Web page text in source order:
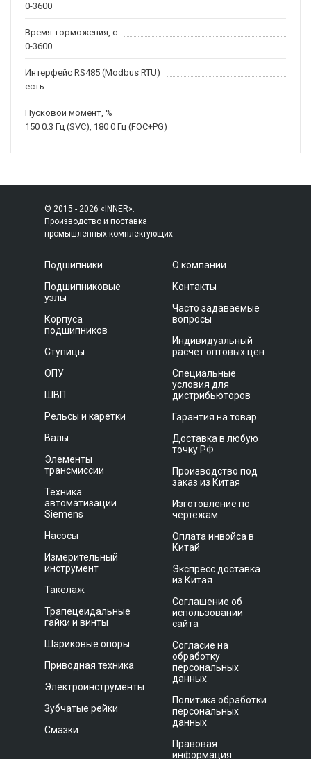
0-3600
Время торможения, с
0-3600
Интерфейс RS485 (Modbus RTU)
есть
Пусковой момент, %
150 0.3 Гц (SVC), 180 0 Гц (FOC+PG)
© 2015 - 2026 «INNER»:
Производство и поставка
промышленных комплектующих
Подшипники
Подшипниковые
узлы
Корпуса
подшипников
Ступицы
ОПУ
ШВП
Рельсы и каретки
Валы
Элементы
трансмиссии
Техника
автоматизации
Siemens
Насосы
Измерительный
инструмент
Такелаж
Трапецеидальные
гайки и винты
Шариковые опоры
Приводная техника
Электроинструменты
Зубчатые рейки
Смазки
О компании
Контакты
Часто задаваемые
вопросы
Индивидуальный
расчет оптовых цен
Специальные
условия для
дистрибьюторов
Гарантия на товар
Доставка в любую
точку РФ
Производство под
заказ из Китая
Изготовление по
чертежам
Оплата инвойса в
Китай
Экспресс доставка
из Китая
Соглашение об
использовании
сайта
Согласие на
обработку
персональных
данных
Политика обработки
персональных
данных
Правовая
информация